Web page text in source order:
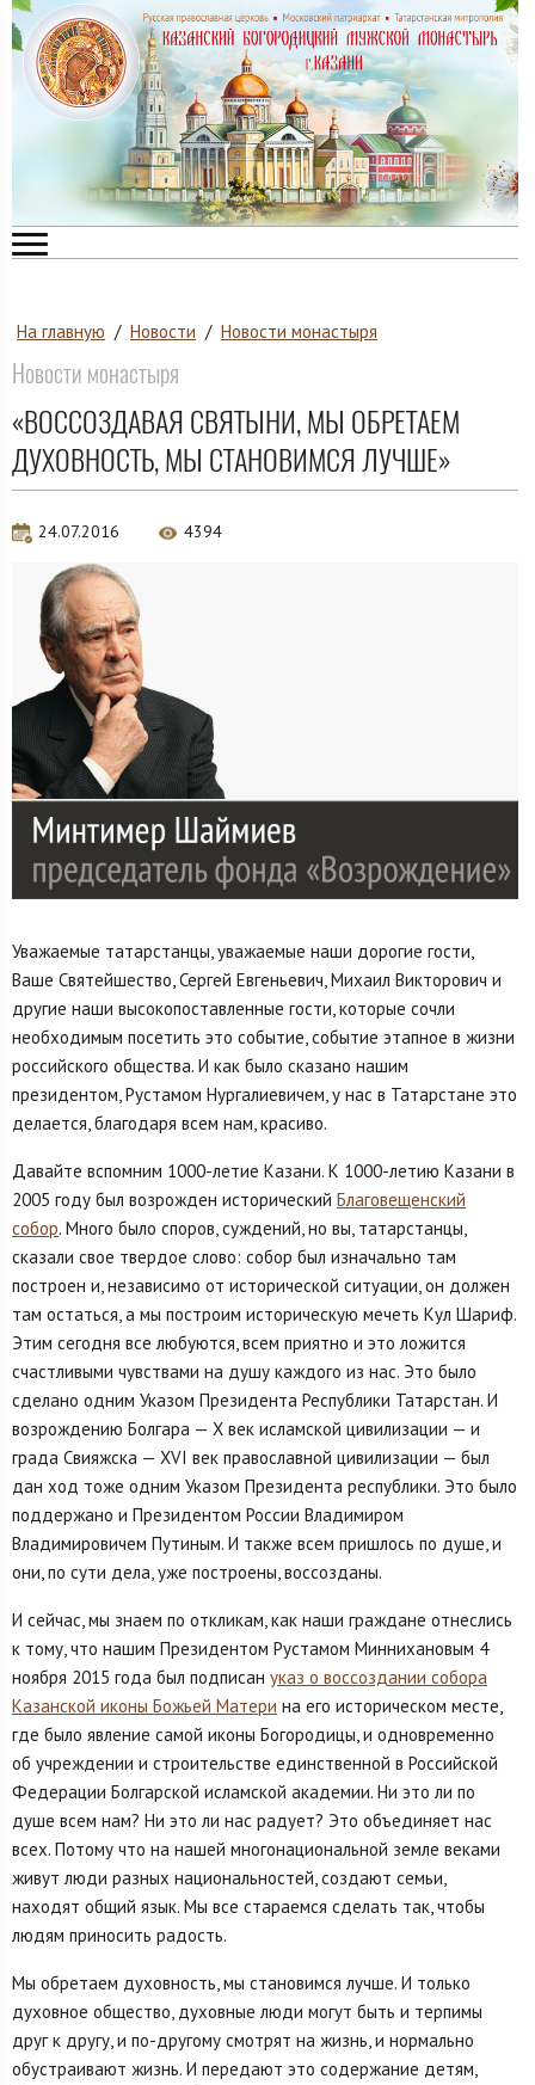
На главную / Новости / Новости монастыря
Новости монастыря
«ВОССОЗДАВАЯ СВЯТЫНИ, МЫ ОБРЕТАЕМ
ДУХОВНОСТЬ, МЫ СТАНОВИМСЯ ЛУЧШЕ»
24.07.2016 4394
Уважаемые татарстанцы, уважаемые наши дорогие гости,
Ваше Святейшество, Сергей Евгеньевич, Михаил Викторович и
другие наши высокопоставленные гости, которые сочли
необходимым посетить это событие, событие этапное в жизни
российского общества. И как было сказано нашим
президентом, Рустамом Нургалиевичем, у нас в Татарстане это
делается, благодаря всем нам, красиво.
Давайте вспомним 1000-летие Казани. К 1000-летию Казани в
2005 году был возрожден исторический Благовещенский
собор. Много было споров, суждений, но вы, татарстанцы,
сказали свое твердое слово: собор был изначально там
построен и, независимо от исторической ситуации, он должен
там остаться, а мы построим историческую мечеть Кул Шариф.
Этим сегодня все любуются, всем приятно и это ложится
счастливыми чувствами на душу каждого из нас. Это было
сделано одним Указом Президента Республики Татарстан. И
возрождению Болгара — Х век исламской цивилизации — и
града Свияжска — XVI век православной цивилизации — был
дан ход тоже одним Указом Президента республики. Это было
поддержано и Президентом России Владимиром
Владимировичем Путиным. И также всем пришлось по душе, и
они, по сути дела, уже построены, воссозданы.
И сейчас, мы знаем по откликам, как наши граждане отнеслись
к тому, что нашим Президентом Рустамом Миннихановым 4
ноября 2015 года был подписан указ о воссоздании собора
Казанской иконы Божьей Матери на его историческом месте,
где было явление самой иконы Богородицы, и одновременно
об учреждении и строительстве единственной в Российской
Федерации Болгарской исламской академии. Ни это ли по
душе всем нам? Ни это ли нас радует? Это объединяет нас
всех. Потому что на нашей многонациональной земле веками
живут люди разных национальностей, создают семьи,
находят общий язык. Мы все стараемся сделать так, чтобы
людям приносить радость.
Мы обретаем духовность, мы становимся лучше. И только
духовное общество, духовные люди могут быть и терпимы
друг к другу, и по-другому смотрят на жизнь, и нормально
обустраивают жизнь. И передают это содержание детям,